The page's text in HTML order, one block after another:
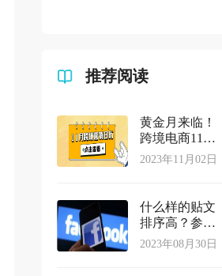
推荐阅读
黄金月来临！
跨境电商11月
营销日历出炉
2023年11月02日
什么样的贴文
排序高？参照
Facebook《内
2023年08月30日